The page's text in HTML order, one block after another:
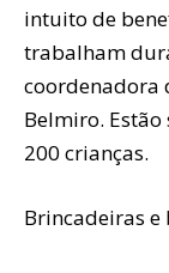
intuito de
trabalham
coordenadora
Belmiro.
200 crianças.
Brincadeiras